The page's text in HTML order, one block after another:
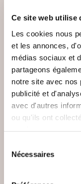
Ce site web utilise
Les cookies nous
et les annonces,
médias sociaux et
partageons
notre site avec nos
publicité et
avec d'autres
ou qu'ils ont
Nécessaires